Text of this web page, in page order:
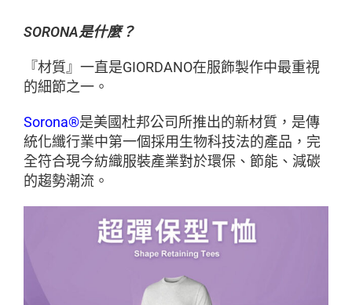
SORONA是什麼？
『材質』一直是GIORDANO在服飾製作中最重視
的細節之一。
Sorona®是美國杜邦公司所推出的新材質，是傳
統化纖行業中第一個採用生物科技法的產品，完
全符合現今紡織服裝產業對於環保、節能、減碳
的趨勢潮流。